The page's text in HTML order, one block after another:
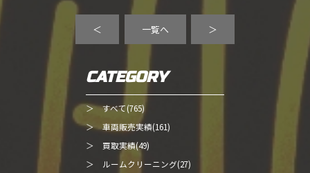
＜ 一覧へ ＞
CATEGORY
＞ すべて(765)
＞ 車両販売実績(161)
＞ 買取実績(49)
＞ ルームクリーニング(27)